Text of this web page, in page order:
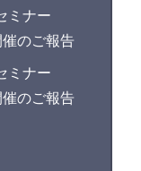
ミナー
のご報告
ミナー
のご報告